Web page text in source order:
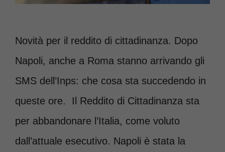
Novità per il reddito di cittadinanza. Dopo
Napoli, anche a Roma stanno arrivando gli
SMS dell’Inps: che cosa sta succedendo in
queste ore. Il Reddito di Cittadinanza sta
per abbandonare l’Italia, come voluto
dall’attuale esecutivo. Napoli è stata la